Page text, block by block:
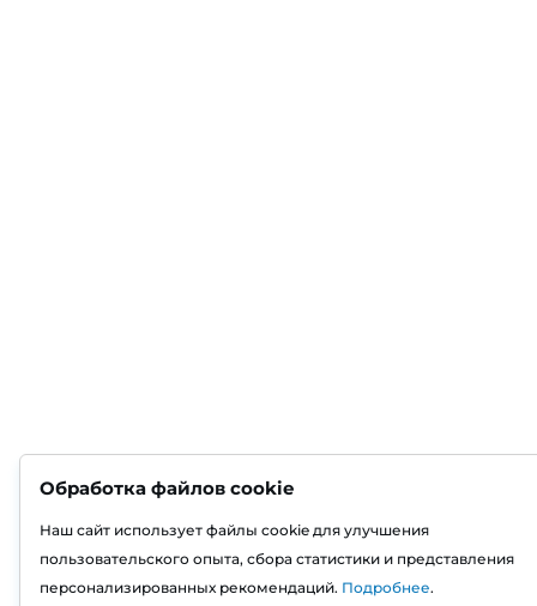
Обработка файлов cookie
Наш сайт использует файлы cookie для улучшения
пользовательского опыта, сбора статистики и представления
персонализированных рекомендаций. Подробнее.